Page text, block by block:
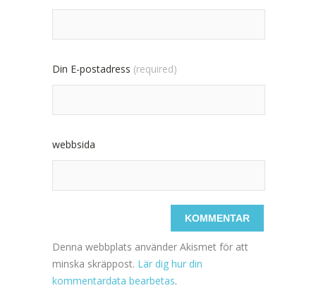
Din E-postadress (required)
webbsida
Denna webbplats använder Akismet för att
minska skräppost. Lär dig hur din
kommentardata bearbetas.